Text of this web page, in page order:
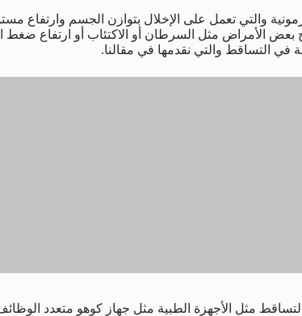
والتي تعمل على الإخلال بتوازن الجسم وارتفاع
بعض الأمراض مثل السرطان أو الاكتئاب أو ارتفاع ضغط
في التساقط والتي نقدمها في مقالنا.
مثل الأجهزة الطبية مثل جهاز كوهو متعدد